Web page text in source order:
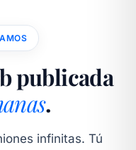
publicada
.
infinitas. Tú